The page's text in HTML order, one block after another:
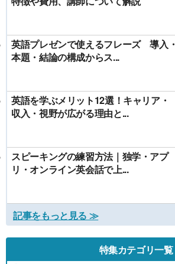
英語プレゼンで使えるフレーズ 導入・
本題・結論の構成からス...
英語を学ぶメリット12選！キャリア・
収入・視野が広がる理由と...
スピーキングの練習方法｜独学・アプ
リ・オンライン英会話で上...
記事をもっと見る ≫
特集カテゴリ一覧